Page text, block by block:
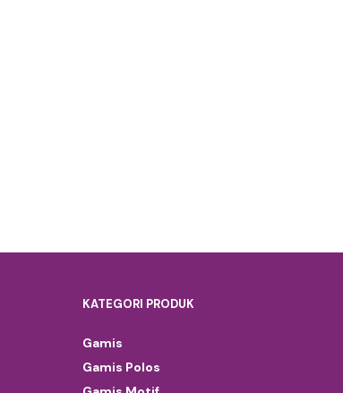
KATEGORI PRODUK
Gamis
Gamis Polos